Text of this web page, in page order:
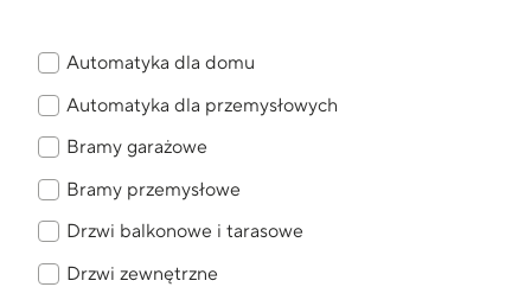
Automatyka dla domu
Automatyka dla przemysłowych
Bramy garażowe
Bramy przemysłowe
Drzwi balkonowe i tarasowe
Drzwi zewnętrzne